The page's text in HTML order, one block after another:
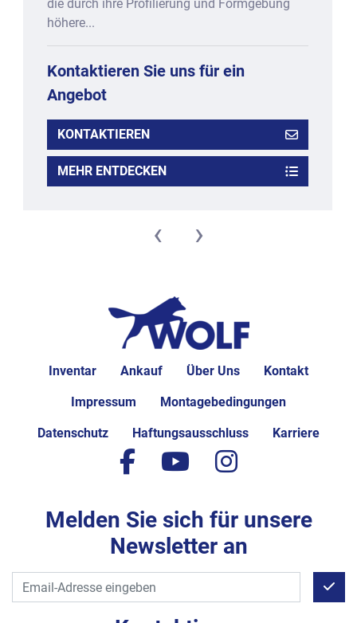
die durch ihre Profilierung und Formgebung
höhere...
Kontaktieren Sie uns für ein
Angebot
KONTAKTIEREN
MEHR ENTDECKEN
‹ ›
Inventar Ankauf Über Uns Kontakt
Impressum Montagebedingungen
Datenschutz Haftungsausschluss Karriere
facebook
youtubeinstagram
Melden Sie sich für unsere
Newsletter an